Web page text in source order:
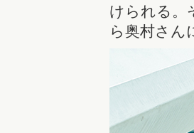
けられる。
ら奥村さん